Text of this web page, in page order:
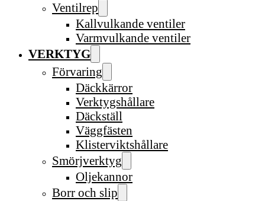
Ventilrep
Kallvulkande ventiler
Varmvulkande ventiler
VERKTYG
Förvaring
Däckkärror
Verktygshållare
Däckställ
Väggfästen
Klisterviktshållare
Smörjverktyg
Oljekannor
Borr och slip